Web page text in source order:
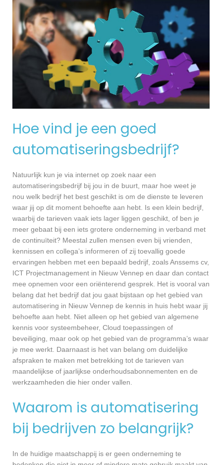
Hoe vind je een goed
automatiseringsbedrijf?
Natuurlijk kun je via internet op zoek naar een
automatiseringsbedrijf bij jou in de buurt, maar hoe weet je
nou welk bedrijf het best geschikt is om de dienste te leveren
waar jij op dit moment behoefte aan hebt. Is een klein bedrijf,
waarbij de tarieven vaak iets lager liggen geschikt, of ben je
meer gebaat bij een iets grotere onderneming in verband met
de continuïteit? Meestal zullen mensen even bij vrienden,
kennissen en collega’s informeren of zij toevallig goede
ervaringen hebben met een bepaald bedrijf, zoals Anssems cv,
ICT Projectmanagement in Nieuw Vennep en daar dan contact
mee opnemen voor een oriënterend gesprek. Het is vooral van
belang dat het bedrijf dat jou gaat bijstaan op het gebied van
automatisering in Nieuw Vennep de kennis in huis hebt waar jij
behoefte aan hebt. Niet alleen op het gebied van algemene
kennis voor systeembeheer, Cloud toepassingen of
beveiliging, maar ook op het gebied van de programma’s waar
je mee werkt. Daarnaast is het van belang om duidelijke
afspraken te maken met betrekking tot de tarieven van
maandelijkse of jaarlijkse onderhoudsabonnementen en de
werkzaamheden die hier onder vallen.
Waarom is automatisering
bij bedrijven zo belangrijk?
In de huidige maatschappij is er geen onderneming te